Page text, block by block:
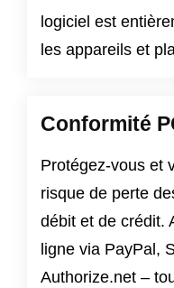
logiciel est
les appareils et
Conformité
Protégez-vous et
risque de perte
débit et de crédit.
ligne via PayPal,
Authorize.net –